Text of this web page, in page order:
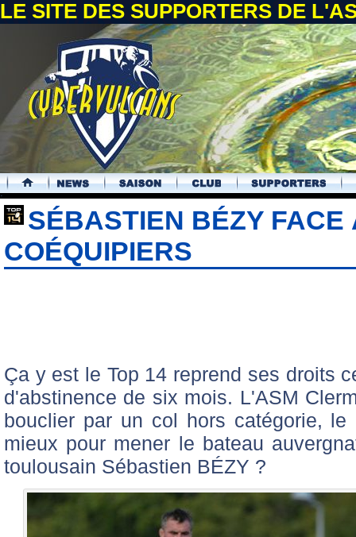
LE SITE DES SUPPORTERS DE
.
SÉBASTIEN BÉZY FACE
COÉQUIPIERS
Ça y est le Top 14 reprend ses droits
d'abstinence de six mois. L'ASM
bouclier par un col hors catégorie,
mieux pour mener le bateau
toulousain Sébastien BÉZY ?